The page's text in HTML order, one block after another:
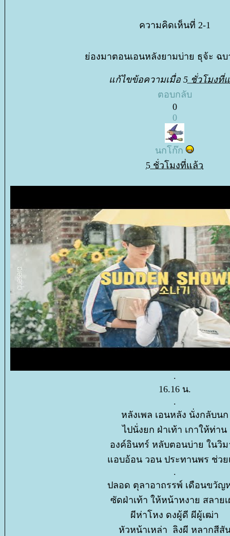
ความคิดเห็นที่ 2-1
องมาตอนเอนหลังยามบ่าย ธุจ้ะ ฉบ
ก้ไขข้อความเมื่อ 5 ชั่วโมงที่
ตอบกลับ
0
0
นกโก๊ก
5 ชั่วโมงที่แล้ว
.
16.16 น.
.
หลังเพล เอนหลัง นั่งกลับนก
ไปนั่งยก ฝ่าเท้า เกาให้ท่าน
องค์อินทร์ หลับตอนบ่าย ในวิ
อบอ้อน วอน ประทานพร ช่วย
.
ปลอด ตุลาอาถรรพ์ เดือนขวั
ซัดฝ่าเท้า ให้หน้าหงาย สลายเ
ผีห่าโหง ดงผู้ดี ผีผู้เฒ่า
หัวหน้าเหล่า ลิงผี หลากสีสั